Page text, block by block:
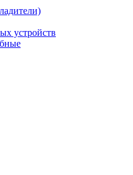
устройств